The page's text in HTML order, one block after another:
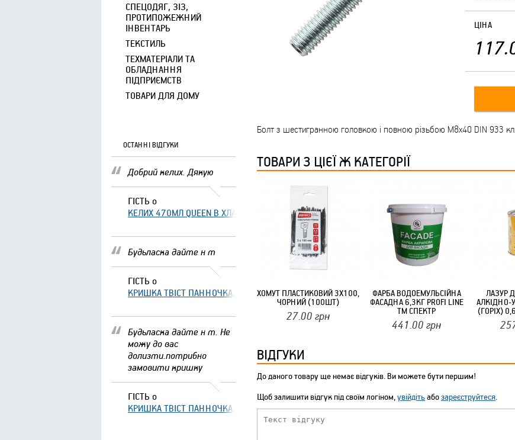
СПЕЦОДЯГ, ЗІЗ,
ПРОТИПОЖЕЖНИЙ
ІНВЕНТАРЬ
ТЕКСТИЛЬ
ТЕХМАТЕРІАЛИ ТА
ОБЛАДНАННЯ
ПІДПРИЄМСТВ
ТОВАРИ ДЛЯ ДОМУ
ОСТАННІ ВІДГУКИ
Добрий келих. Дякую
ГІСТЬ о
КЕЛИХ 470МЛ QUEEN В ХЛАМІНГО ТМ FARGLASS
Будьласка дайте н т
ГІСТЬ о
КРИШКА ТВІСТ ПАННОЧКА, ЩО ЗАКРУЧУЄТЬСЯ КОТИКИ (20ШТ/УП) ОФФ 82 ПАННОЧКА
Будьласка дайте н т. Не
можу до вас
долизти.потрибно
замовити кришку
ГІСТЬ о
КРИШКА ТВІСТ ПАННОЧКА, ЩО ЗАКРУЧУЄТЬСЯ КОТИКИ (20ШТ/УП) ОФФ 82 ПАННОЧКА
ЦІНА
Болт з шестигранною головкою і повною різьбою М8х40 DIN 933
ТОВАРИ З ЦІЄЇ Ж КАТЕГОРІЇ
ХОМУТ ПЛАСТИКОВИЙ 3Х100,
ЧОРНИЙ (100ШТ)
27.00 грн
ФАРБА ВОДОЕМУЛЬСІЙНА
ФАСАДНА 6,3КГ PROFI LINE
ТМ СПЕКТР
441.00 грн
ЛАЗУР
АЛКІДНО-
(ГОРІХ)
ВІДГУКИ
До даного товару ще немає відгуків. Ви можете бути першим!
Щоб залишити відгук під своїм логіном,увійдітьабозареєструйтеся.